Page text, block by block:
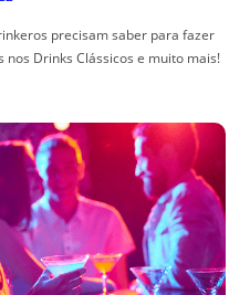
precisam saber para fazer
nos Drinks Clássicos e muito mais!